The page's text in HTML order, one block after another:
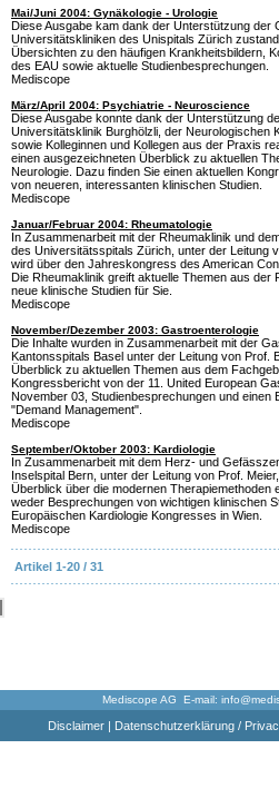
Mai/Juni 2004: Gynäkologie - Urologie
Diese Ausgabe kam dank der Unterstützung der
Universitätskliniken des Unispitals Zürich
Übersichten zu den häufigen Krankheitsbildern,
des EAU sowie aktuelle Studienbesprechungen.
Mediscope
März/April 2004: Psychiatrie - Neuroscience
Diese Ausgabe konnte dank der Unterstützung
Universitätsklinik Burghölzli, der Neurologischen
sowie Kolleginnen und Kollegen aus der Praxis
einen ausgezeichneten Überblick zu aktuellen
Neurologie. Dazu finden Sie einen aktuellen
von neueren, interessanten klinischen Studien.
Mediscope
Januar/Februar 2004: Rheumatologie
In Zusammenarbeit mit der Rheumaklinik und
des Universitätsspitals Zürich, unter der Leitung
wird über den Jahreskongress des American
Die Rheumaklinik greift aktuelle Themen aus der
neue klinische Studien für Sie.
Mediscope
November/Dezember 2003: Gastroenterologie
Die Inhalte wurden in Zusammenarbeit mit der
Kantonsspitals Basel unter der Leitung von Prof.
Überblick zu aktuellen Themen aus dem
Kongressbericht von der 11. United European
November 03, Studienbesprechungen und einen
"Demand Management".
Mediscope
September/Oktober 2003: Kardiologie
In Zusammenarbeit mit dem Herz- und
Inselspital Bern, unter der Leitung von Prof.
Überblick über die modernen Therapiemethoden
weder Besprechungen von wichtigen klinischen
Europäischen Kardiologie Kongresses in Wien.
Mediscope
Artikel 1-20 / 31
Mediscope AG E-mail:
Disclaimer| Datenschutzerklärung /